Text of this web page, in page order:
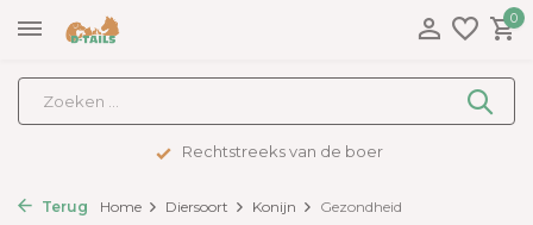
0
Advies op maat
Terug Home Diersoort Konijn Gezondheid